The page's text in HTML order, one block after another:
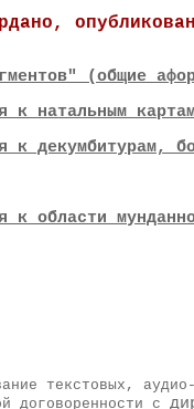
(общие
к натальным
к декумбитурам,
к области
текстовых,
договоренности с